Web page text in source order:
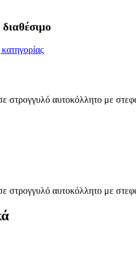
διαθέσιμο
στρογγυλό αυτοκόλλητο με
στρογγυλό αυτοκόλλητο με